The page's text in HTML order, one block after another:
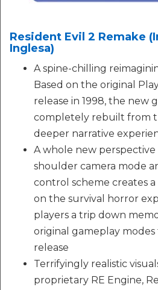
Resident Evil 2 Remake
Inglesa)
A spine-chilling
Based on the original
release in 1998, the new
completely rebuilt from
deeper narrative
A whole new
shoulder camera mode
control scheme creates
on the survival horror
players a trip down
original gameplay modes
release
Terrifyingly realistic
proprietary RE Engine,